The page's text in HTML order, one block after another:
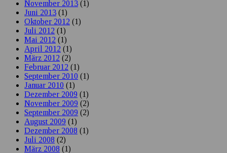
November 2013 (1)
Juni 2013 (1)
Oktober 2012 (1)
Juli 2012 (1)
Mai 2012 (1)
April 2012 (1)
März 2012 (2)
Februar 2012 (1)
September 2010 (1)
Januar 2010 (1)
Dezember 2009 (1)
November 2009 (2)
September 2009 (2)
August 2009 (1)
Dezember 2008 (1)
Juli 2008 (2)
März 2008 (1)